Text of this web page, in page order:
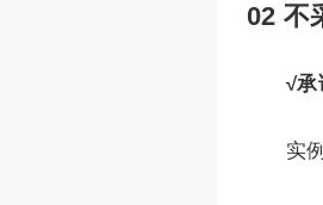
02 不
√承
实